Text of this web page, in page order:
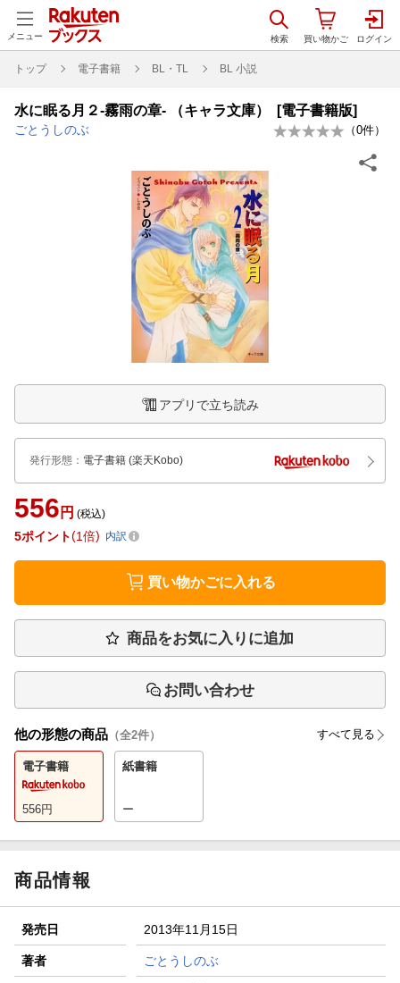
メニュー
トップ 電子書籍 BL・TL BL 小説
水に眠る月２-霧雨の章- （キャラ文庫） [電子書籍版]
ごとうしのぶ （0件）
アプリで立ち読み
発行形態 ： 電子書籍 (楽天Kobo)
556 円 (税込)
5ポイント 1倍 内訳
買い物かごに入れる
商品をお気に入りに追加
お問い合わせ
他の形態の商品 （全2件） すべて見る
電子書籍
556円
紙書籍
ー
商品情報
発売日 2013年11月15日
著者 ごとうしのぶ